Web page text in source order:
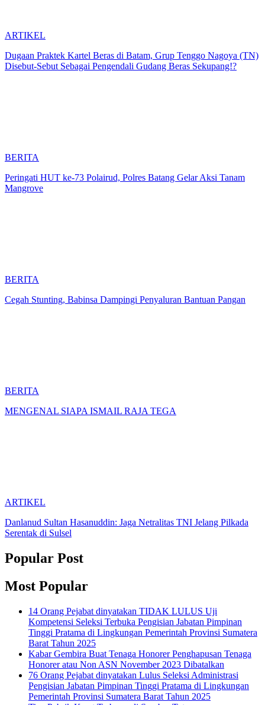
ARTIKEL
Dugaan Praktek Kartel Beras di Batam, Grup Tenggo Nagoya (TN)
Disebut-Sebut Sebagai Pengendali Gudang Beras Sekupang!?
BERITA
Peringati HUT ke-73 Polairud, Polres Batang Gelar Aksi Tanam
Mangrove
BERITA
Cegah Stunting, Babinsa Dampingi Penyaluran Bantuan Pangan
BERITA
MENGENAL SIAPA ISMAIL RAJA TEGA
ARTIKEL
Danlanud Sultan Hasanuddin: Jaga Netralitas TNI Jelang Pilkada
Serentak di Sulsel
Popular Post
Most Popular
14 Orang Pejabat dinyatakan TIDAK LULUS Uji
Kompetensi Seleksi Terbuka Pengisian Jabatan Pimpinan
Tinggi Pratama di Lingkungan Pemerintah Provinsi Sumatera
Barat Tahun 2025
Kabar Gembira Buat Tenaga Honorer Penghapusan Tenaga
Honorer atau Non ASN November 2023 Dibatalkan
76 Orang Pejabat dinyatakan Lulus Seleksi Administrasi
Pengisian Jabatan Pimpinan Tinggi Pratama di Lingkungan
Pemerintah Provinsi Sumatera Barat Tahun 2025